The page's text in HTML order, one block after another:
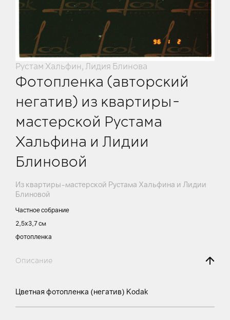
Рустам Хальфин, Лидия Блинова
Фотопленка (авторский
негатив) из квартиры-
мастерской Рустама
Хальфина и Лидии
Блиновой
Из квартиры-мастерской Рустама Хальфина и Лидии
Блиновой
Частное собрание
2,5х3,7 см
фотопленка
Описание
Цветная фотопленка (негатив) Kodak